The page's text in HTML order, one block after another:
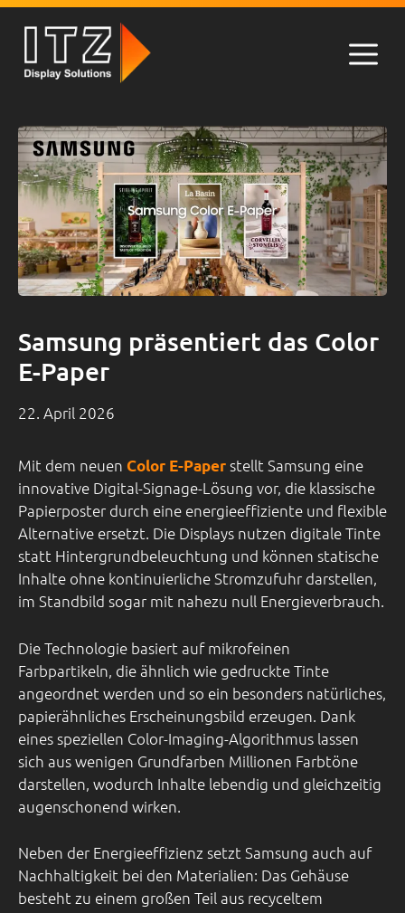
Zum
Inhalt
Samsung präsentiert das Color
E-Paper
22. April 2026
Mit dem neuen Color E-Paperstellt Samsung eine
innovative Digital-Signage-Lösung vor, die klassische
Papierposter durch eine energieeffiziente und flexible
Alternative ersetzt. Die Displays nutzen digitale Tinte
statt Hintergrundbeleuchtung und können statische
Inhalte ohne kontinuierliche Stromzufuhr darstellen,
im Standbild sogar mit nahezu null Energieverbrauch.
Die Technologie basiert auf mikrofeinen
Farbpartikeln, die ähnlich wie gedruckte Tinte
angeordnet werden und so ein besonders natürliches,
papierähnliches Erscheinungsbild erzeugen. Dank
eines speziellen Color-Imaging-Algorithmus lassen
sich aus wenigen Grundfarben Millionen Farbtöne
darstellen, wodurch Inhalte lebendig und gleichzeitig
augenschonend wirken.
Neben der Energieeffizienz setzt Samsung auch auf
Nachhaltigkeit bei den Materialien: Das Gehäuse
besteht zu einem großen Teil aus recyceltem